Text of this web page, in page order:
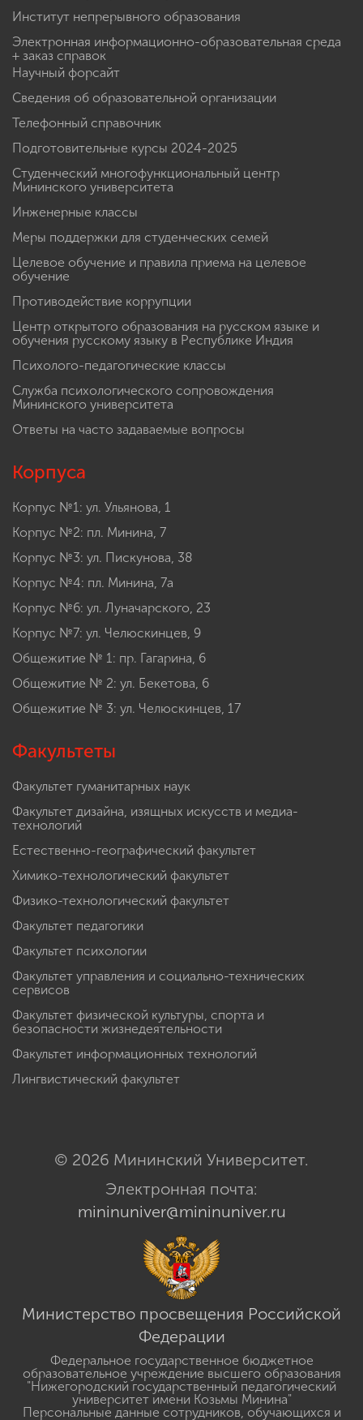
Институт непрерывного образования
Электронная информационно-образовательная среда
+ заказ справок
Научный форсайт
Сведения об образовательной организации
Телефонный справочник
Подготовительные курсы 2024-2025
Студенческий многофункциональный центр
Мининского университета
Инженерные классы
Меры поддержки для студенческих семей
Целевое обучение и правила приема на целевое
обучение
Противодействие коррупции
Центр открытого образования на русском языке и
обучения русскому языку в Республике Индия
Психолого-педагогические классы
Служба психологического сопровождения
Мининского университета
Ответы на часто задаваемые вопросы
Корпуса
Корпус №1: ул. Ульянова, 1
Корпус №2: пл. Минина, 7
Корпус №3: ул. Пискунова, 38
Корпус №4: пл. Минина, 7а
Корпус №6: ул. Луначарского, 23
Корпус №7: ул. Челюскинцев, 9
Общежитие № 1: пр. Гагарина, 6
Общежитие № 2: ул. Бекетова, 6
Общежитие № 3: ул. Челюскинцев, 17
Факультеты
Факультет гуманитарных наук
Факультет дизайна, изящных искусств и медиа-
технологий
Естественно-географический факультет
Химико-технологический факультет
Физико-технологический факультет
Факультет педагогики
Факультет психологии
Факультет управления и социально-технических
сервисов
Факультет физической культуры, спорта и
безопасности жизнедеятельности
Факультет информационных технологий
Лингвистический факультет
© 2026 Мининский Университет.
Электронная почта:
mininuniver@mininuniver.ru
Министерство просвещения Российской
Федерации
Федеральное государственное бюджетное
образовательное учреждение высшего образования
"Нижегородский государственный педагогический
университет имени Козьмы Минина"
Персональные данные сотрудников, обучающихся и